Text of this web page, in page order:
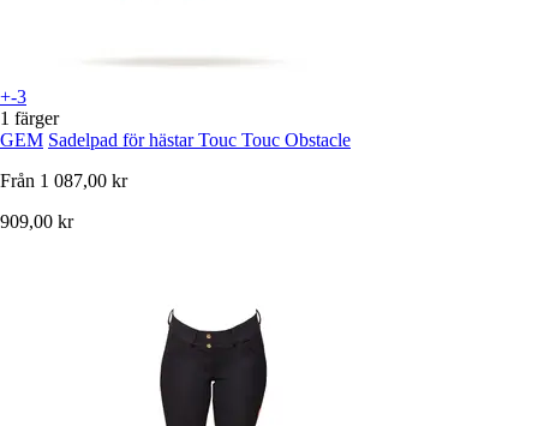
+-3
1 färger
GEM Sadelpad för hästar Touc Touc Obstacle
Från 1 087,00 kr
909,00 kr